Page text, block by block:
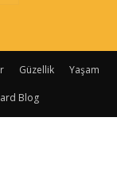
Güzellik Yaşam
Blog